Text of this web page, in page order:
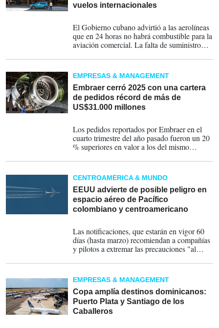
vuelos internacionales
El Gobierno cubano advirtió a las aerolíneas
que en 24 horas no habrá combustible para la
aviación comercial. La falta de suministro
del aeropuerto de La Habana. Mientras,
México envió más de 800 toneladas de
ayuda humanitaria.
EMPRESAS & MANAGEMENT
Embraer cerró 2025 con una cartera
de pedidos récord de más de
US$31.000 millones
Los pedidos reportados por Embraer en el
cuarto trimestre del año pasado fueron un 20
% superiores en valor a los del mismo
CENTROAMÉRICA & MUNDO
EEUU advierte de posible peligro en
espacio aéreo de Pacífico
colombiano y centroamericano
Las notificaciones, que estarán en vigor 60
días (hasta marzo) recomiendan a compañías
y pilotos a extremar las precauciones "al
océano Pacífico" en las regiones de
información de vuelo de Centroamérica
(MHTG) y Bogotá (SKED).
EMPRESAS & MANAGEMENT
Copa amplía destinos dominicanos:
Puerto Plata y Santiago de los
Caballeros